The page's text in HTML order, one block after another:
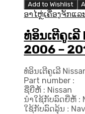
Add to Wishlist
ອາໄຫຼ່ເຄື່ອງຈັກແ
ທໍ່ອິນເຕີຄູເລີ
2006 –
ທໍ່ອິນເຕີຄູເລີ
Part number :
ຊື່ຍີ່ຫໍ້ : Nissan
ນຳໃຊ້ກັບລົດຍີ່ຫໍ້ :
ໃຊ້ກັບລົດລຸ້ນ :